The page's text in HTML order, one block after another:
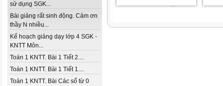
sử dụng SGK...
Bài giảng rất sinh động. Cảm ơn
thầy N nhiều...
Kế hoạch giảng dạy lớp 4 SGK -
KNTT Môn...
Toán 1 KNTT. Bài 1 Tiết 2....
Toán 1 KNTT. Bài 1 Tiết 1....
Toán 1 KNTT. Bài Các số từ 0